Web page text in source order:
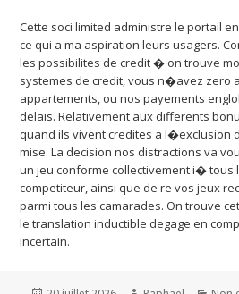
Cette soci limited administre le portail
ce qui a ma aspiration leurs usagers.
les possibilites de credit � on trouve
systemes de credit, vous n�avez zero
appartements, ou nos payements
delais. Relativement aux differents
quand ils vivent credites a l�exclusion
mise. La decision nos distractions va
un jeu conforme collectivement i� tous
competiteur, ainsi que de re vos jeux
parmi tous les camarades. On trouve
le translation inductible degage en
incertain.